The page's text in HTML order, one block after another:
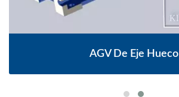
AGV De Eje Hueco